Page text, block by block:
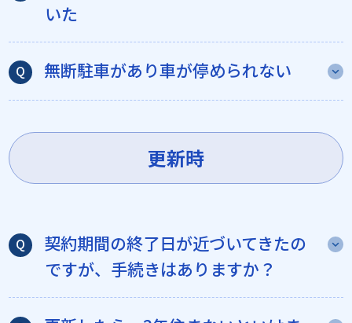
いた
無断駐車があり車が停められない
更新時
契約期間の終了日が近づいてきたの
ですが、手続きはありますか？